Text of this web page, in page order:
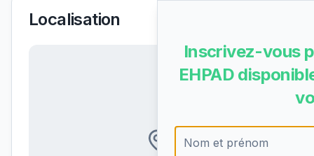
Localisation
Inscrivez-vous
EHPAD